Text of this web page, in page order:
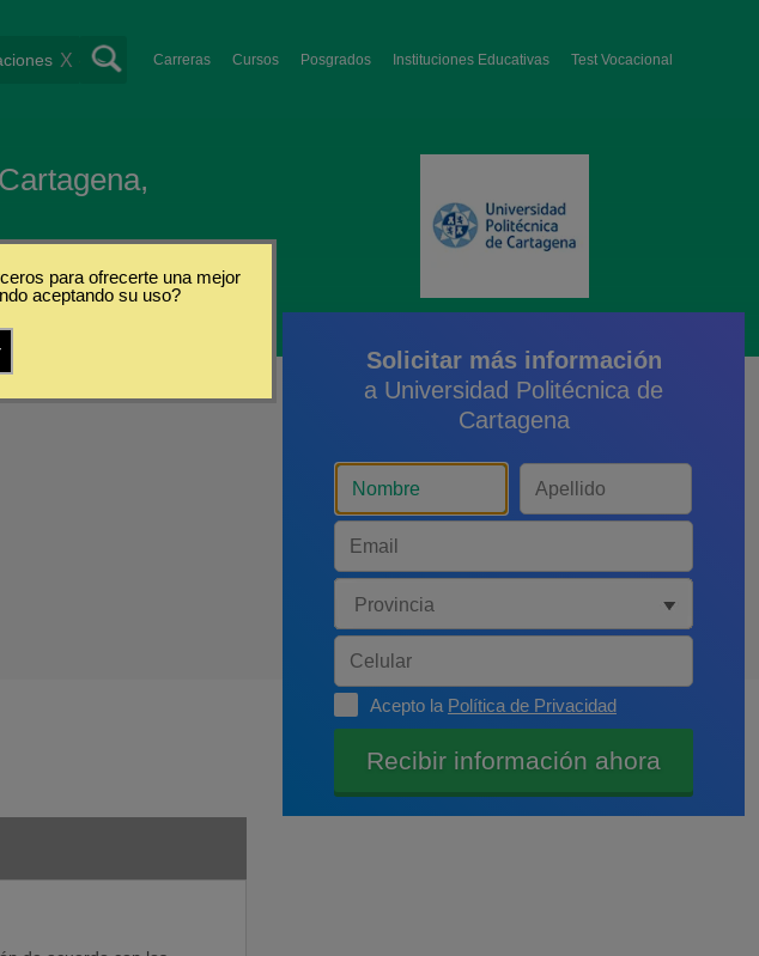
Carreras Cursos Posgrados Instituciones Educativas Test Vocacional
X
Solicitar más información
a Universidad Politécnica de
Cartagena
Acepto la Política de Privacidad
para ofrecerte una mejor
aceptando su uso?